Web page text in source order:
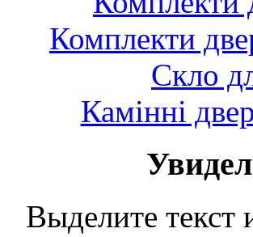
Комплекти
Скло
Камінні
Выделите